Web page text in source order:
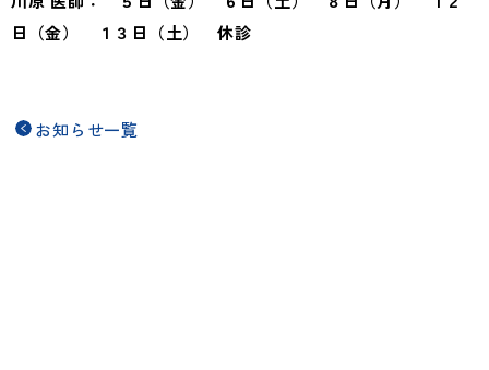
日（金） １３日（土） 休診
お知らせ一覧